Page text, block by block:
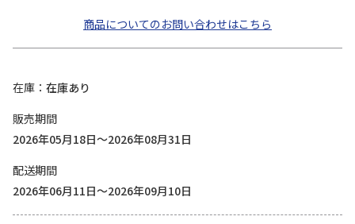
商品についてのお問い合わせはこちら
在庫
在庫あり
販売期間
2026年05月18日～2026年08月31日
配送期間
2026年06月11日～2026年09月10日